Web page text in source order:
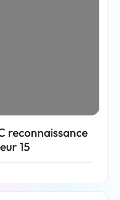
reconnaissance
15